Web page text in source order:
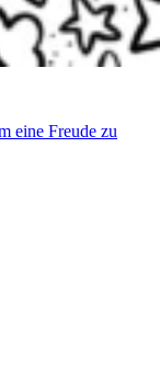
eine Freude zu